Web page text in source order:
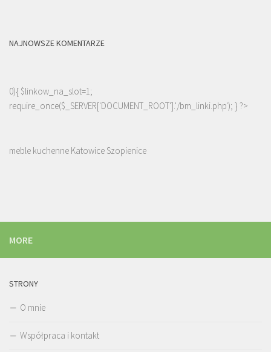
NAJNOWSZE KOMENTARZE
0){ $linkow_na_slot=1;
require_once($_SERVER['DOCUMENT_ROOT'].'/bm_linki.php'); } ?>
meble kuchenne Katowice Szopienice
MORE
STRONY
O mnie
Współpraca i kontakt